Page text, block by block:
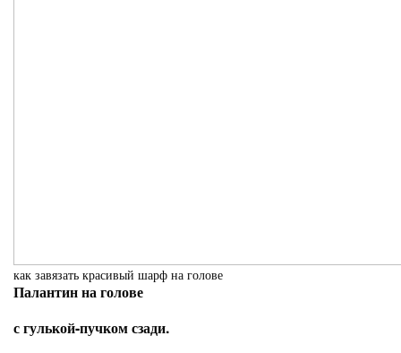
как завязать красивый шарф на голове
Палантин на голове
с гулькой-пучком сзади.